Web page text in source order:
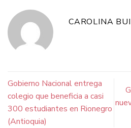
CAROLINA
Gobierno Nacional entrega
colegio que beneficia a casi
300 estudiantes en Rionegro
(Antioquia)